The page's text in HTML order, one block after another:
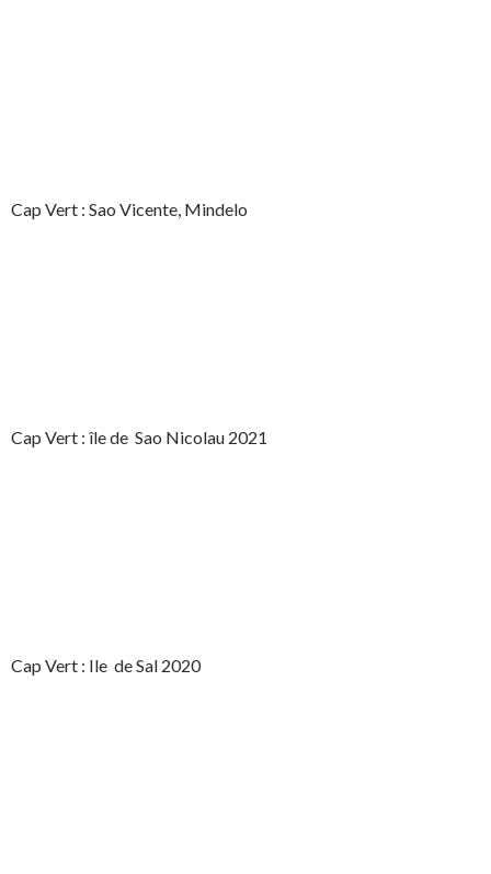
Cap Vert : Sao Vicente, Mindelo
Cap Vert : île de Sao Nicolau 2021
Cap Vert : Ile de Sal 2020